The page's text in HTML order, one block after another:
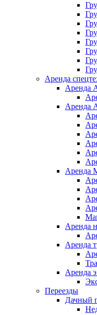
Аренда
Аренда
Аренда
Аренда
Аренда
Аренда
Аренда
Переезды
Дачный